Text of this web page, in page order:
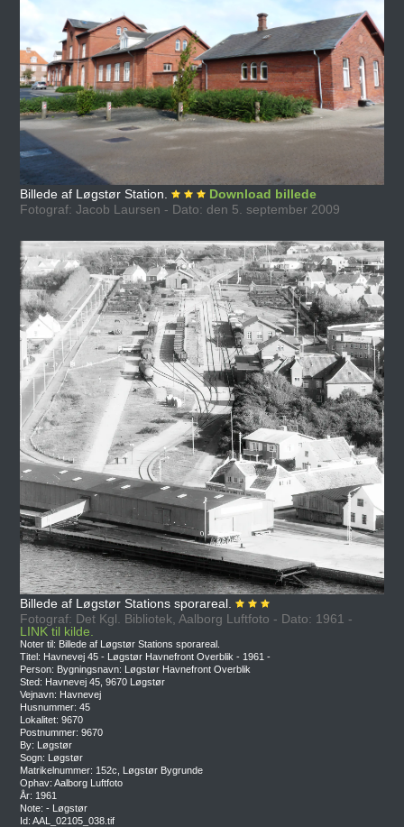
Billede af Løgstør Station.
Download billede
Fotograf: Jacob Laursen - Dato: den 5. september 2009
Billede af Løgstør Stations sporareal.
Fotograf: Det Kgl. Bibliotek, Aalborg Luftfoto - Dato: 1961 -
LINK til kilde.
Noter til: Billede af Løgstør Stations sporareal.
Titel: Havnevej 45 - Løgstør Havnefront Overblik - 1961 -
Person: Bygningsnavn: Løgstør Havnefront Overblik
Sted: Havnevej 45, 9670 Løgstør
Vejnavn: Havnevej
Husnummer: 45
Lokalitet: 9670
Postnummer: 9670
By: Løgstør
Sogn: Løgstør
Matrikelnummer: 152c, Løgstør Bygrunde
Ophav: Aalborg Luftfoto
År: 1961
Note: - Løgstør
Id: AAL_02105_038.tif